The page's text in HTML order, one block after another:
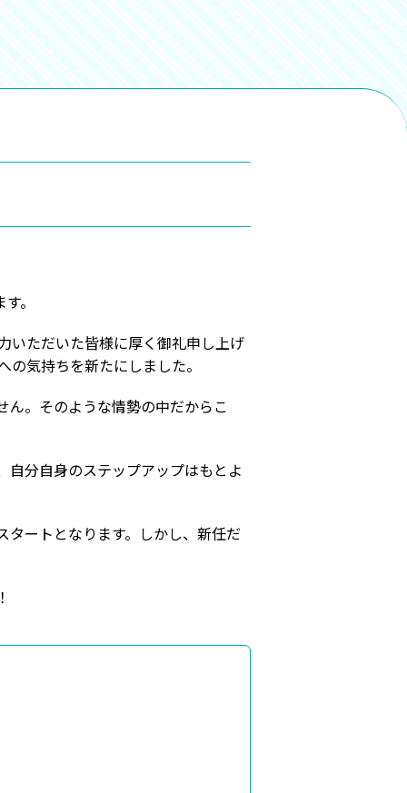
。
ただいた皆様に厚く御礼申し上げ
気持ちを新たにしました。
。そのような情勢の中だからこ
分自身のステップアップはもとよ
ートとなります。しかし、新任だ